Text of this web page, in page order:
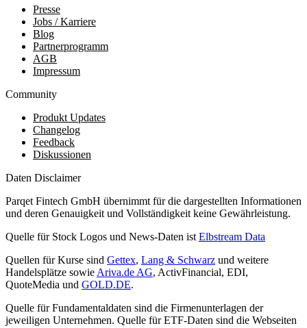
Presse
Jobs / Karriere
Blog
Partnerprogramm
AGB
Impressum
Community
Produkt Updates
Changelog
Feedback
Diskussionen
Daten Disclaimer
Parqet Fintech GmbH übernimmt für die dargestellten Informationen
und deren Genauigkeit und Vollständigkeit keine Gewährleistung.
Quelle für Stock Logos und News-Daten ist Elbstream Data
Quellen für Kurse sind Gettex, Lang & Schwarz und weitere
Handelsplätze sowie Ariva.de AG, ActivFinancial, EDI,
QuoteMedia und GOLD.DE.
Quelle für Fundamentaldaten sind die Firmenunterlagen der
jeweiligen Unternehmen. Quelle für ETF-Daten sind die Webseiten